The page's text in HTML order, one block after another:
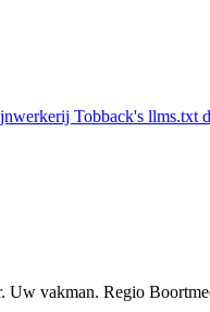
vakman. Regio